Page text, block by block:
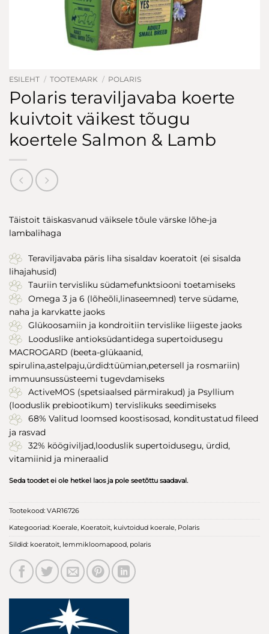
ESILEHT / TOOTEMARK / POLARIS
Polaris teraviljavaba koerte
kuivtoit väikest tõugu
koertele Salmon & Lamb
Täistoit täiskasvanud väiksele tõule värske lõhe-ja
lambalihaga
Teraviljavaba päris liha sisaldav koeratoit (ei sisalda
lihajahusid)
Tauriin tervisliku südamefunktsiooni toetamiseks
Omega 3 ja 6 (lõheõli,linaseemned) terve südame,
naha ja karvkatte jaoks
Glükoosamiin ja kondroitiin tervislike liigeste jaoks
Looduslike antioksüdantidega supertoidusegu
MACROGARD (beeta-glükaanid,
spirulina,astelpaju,ürdid:tüümian,petersell ja rosmariin)
immuunsussüsteemi tugevdamiseks
ActiveMOS (spetsiaalsed pärmirakud) ja Psyllium
(looduslik prebiootikum) tervislikuks seedimiseks
68% Valitud loomsed koostisosad, konditustatud fileed
ja rasvad
32% köögiviljad,looduslik supertoidusegu, ürdid,
vitamiinid ja mineraalid
Seda toodet ei ole hetkel laos ja pole seetõttu saadaval.
Tootekood: VAR16726
Kategooriad: Koerale, Koeratoit, kuivtoidud koerale, Polaris
Sildid: koeratoit, lemmikloomapood, polaris